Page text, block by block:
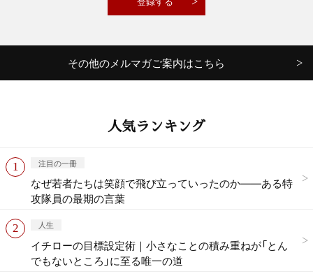
その他のメルマガご案内はこちら
人気ランキング
注目の一冊
なぜ若者たちは笑顔で飛び立っていったのか——ある特
攻隊員の最期の言葉
人生
イチローの目標設定術｜小さなことの積み重ねが「とん
でもないところ」に至る唯一の道